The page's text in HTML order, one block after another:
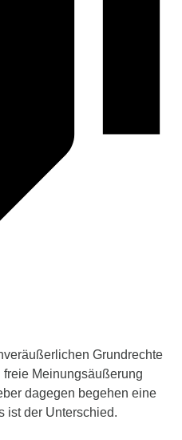
Grundrechte
Meinungsäußerung
dagegen begehen eine
ist der Unterschied.